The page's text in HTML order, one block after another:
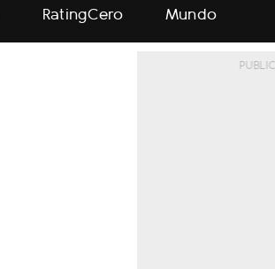
RatingCero Mundo